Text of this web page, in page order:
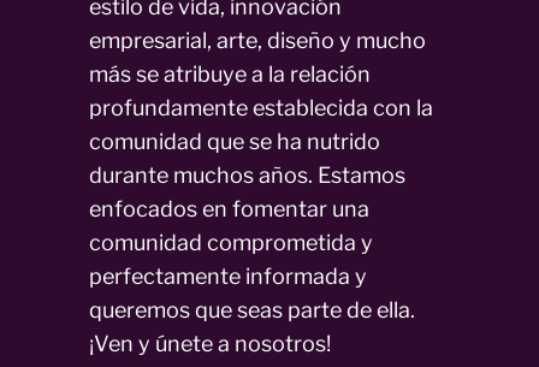
estilo de vida, innovación
empresarial, arte, diseño y mucho
más se atribuye a la relación
profundamente establecida con la
comunidad que se ha nutrido
durante muchos años. Estamos
enfocados en fomentar una
comunidad comprometida y
perfectamente informada y
queremos que seas parte de ella.
¡Ven y únete a nosotros!